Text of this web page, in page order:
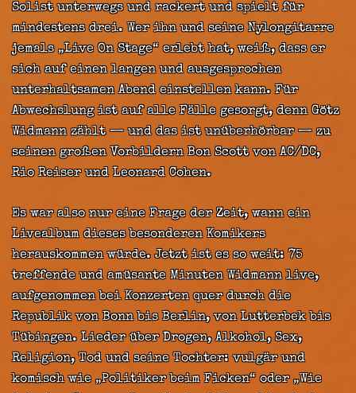
Solist unterwegs und rackert und spielt für
mindestens drei. Wer ihn und seine Nylongitarre
jemals „Live On Stage“ erlebt hat, weiß, dass er
sich auf einen langen und ausgesprochen
unterhaltsamen Abend einstellen kann. Für
Abwechslung ist auf alle Fälle gesorgt, denn Götz
Widmann zählt — und das ist unüberhörbar — zu
seinen großen Vorbildern Bon Scott von AC/DC,
Rio Reiser und Leonard Cohen.
Es war also nur eine Frage der Zeit, wann ein
Livealbum dieses besonderen Komikers
herauskommen würde. Jetzt ist es so weit: 75
treffende und amüsante Minuten Widmann live,
aufgenommen bei Konzerten quer durch die
Republik von Bonn bis Berlin, von Lutterbek bis
Tübingen. Lieder über Drogen, Alkohol, Sex,
Religion, Tod und seine Tochter: vulgär und
komisch wie „Politiker beim Ficken“ oder „Wie